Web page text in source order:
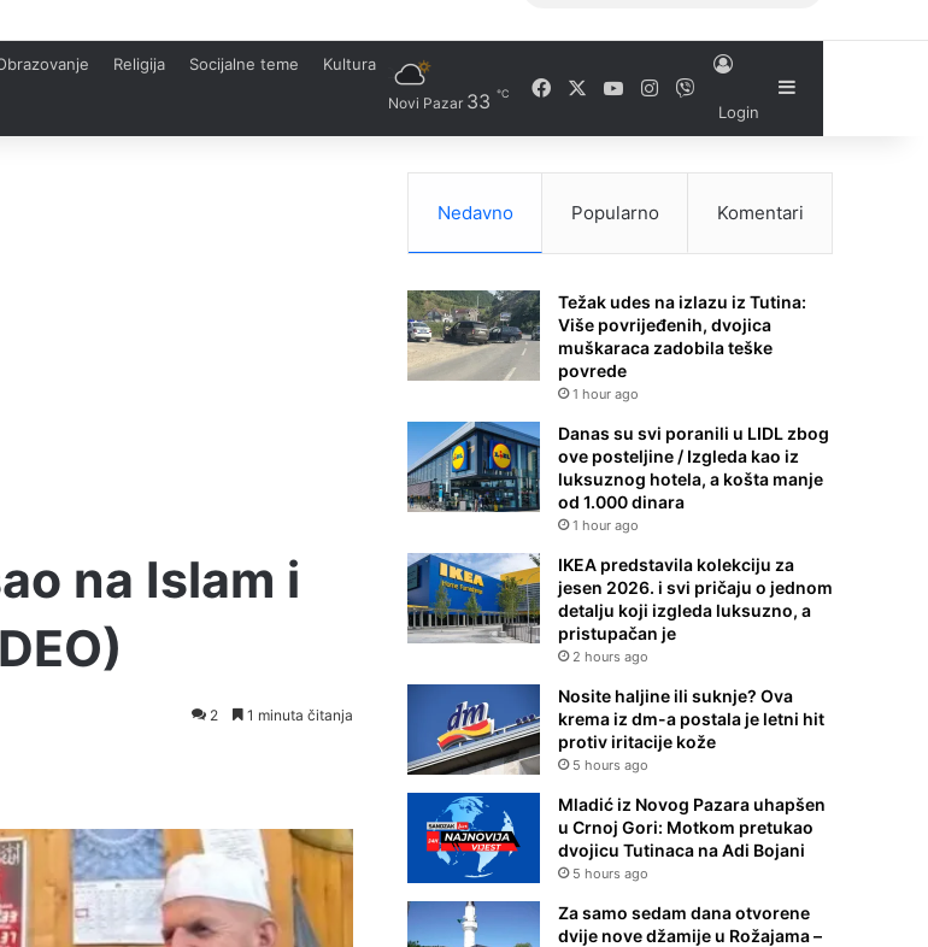
Religija Socijalne teme Kultura
Novi Pazar 33 ℃ FacebookYouTubeInstagram
Viber
Login
Sidebar
na Islam i
2 1 minuta čitanja
Nedavno Popularno Komentari
Težak udes na izlazu iz Tutina:
Više povrijeđenih, dvojica
muškaraca zadobila teške
povrede
1 hour ago
Danas su svi poranili u LIDL zbog
ove posteljine / Izgleda kao iz
luksuznog hotela, a košta manje
od 1.000 dinara
1 hour ago
IKEA predstavila kolekciju za
jesen 2026. i svi pričaju o jednom
detalju koji izgleda luksuzno, a
pristupačan je
2 hours ago
Nosite haljine ili suknje? Ova
krema iz dm-a postala je letni hit
protiv iritacije kože
5 hours ago
Mladić iz Novog Pazara uhapšen
u Crnoj Gori: Motkom pretukao
dvojicu Tutinaca na Adi Bojani
5 hours ago
Za samo sedam dana otvorene
dvije nove džamije u Rožajama –